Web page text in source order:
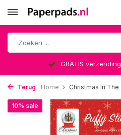
GRATIS
Terug Home Christmas In The
10% sale